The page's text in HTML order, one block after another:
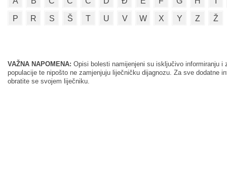
P R S Š T U V W X Y Z Ž
VAŽNA NAPOMENA: Opisi bolesti namijenjeni su isključivo informiranju i
populacije te nipošto ne zamjenjuju liječničku dijagnozu. Za sve dodatne
obratite se svojem liječniku.